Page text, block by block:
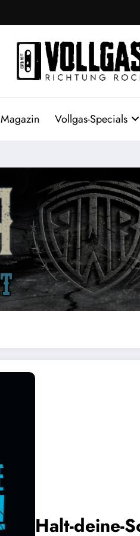
Magazin Vollgas-Specials
Halt-deine-